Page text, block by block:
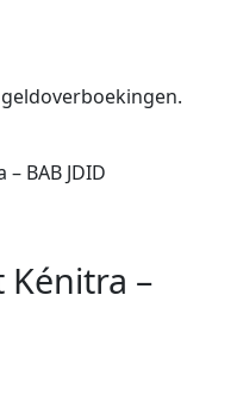
BAB JDID
Kénitra –